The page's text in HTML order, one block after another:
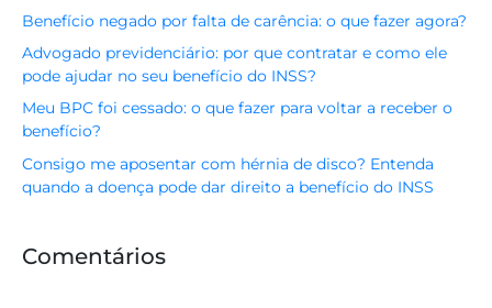
Benefício negado por falta de carência: o que fazer agora?
Advogado previdenciário: por que contratar e como ele
pode ajudar no seu benefício do INSS?
Meu BPC foi cessado: o que fazer para voltar a receber o
benefício?
Consigo me aposentar com hérnia de disco? Entenda
quando a doença pode dar direito a benefício do INSS
Comentários